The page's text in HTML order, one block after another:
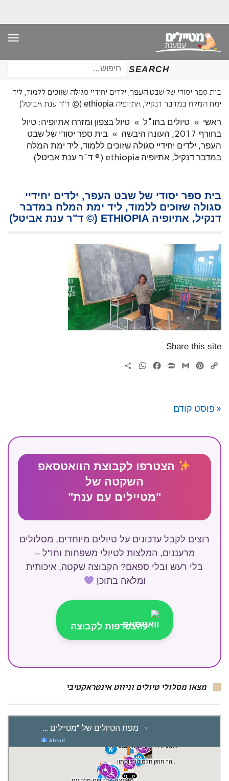
SEARCH
חיפוש
עבור:
בית ספר יסודי של שבט העפר, ילדים יחידיי סגולה שזוכים ללמוד, ליד
ימת המלח במדבר דנקיל, אתיופיה ethiopia (© ד"ר ענת אביטל)
ראשי » טיולים בחו"ל » טיול בצפון ומזרח אתיופיה: טיול
בחורף 2017, העונה היבשה
» בית ספר יסודי של שבט
העפר, ילדים יחידיי סגולה שזוכים ללמוד, ליד ימת המלח
במדבר דנקיל, אתיופיה ethiopia (© ד"ר ענת אביטל)
בית ספר יסודי של שבט העפר, ילדים יחידיי
סגולה שזוכים ללמוד, ליד ימת המלח במדבר
דנקיל, אתיופיה ETHIOPIA (© ד"ר ענת אביטל)
Share this site
Copy
Pinterest
Gmail
Print
Facebook
WhatsApp
« פוסט קודם
הצטרפו לקבוצת הוואטסאפ
השקטה של
"מטיילים עם ענת"
רוצים לקבל עדכונים על טיולים מיוחדים, מסלולים
מרעננים, המלצות לטיולי משפחות וחו"ל –
בלי רעש ובלי ספאם? הקבוצה שקטה, איכותית
ומלאה בתוכן
להצטרפות לקבוצה
מצאו מסלולי טיולים וניווט אינטראקטיבי